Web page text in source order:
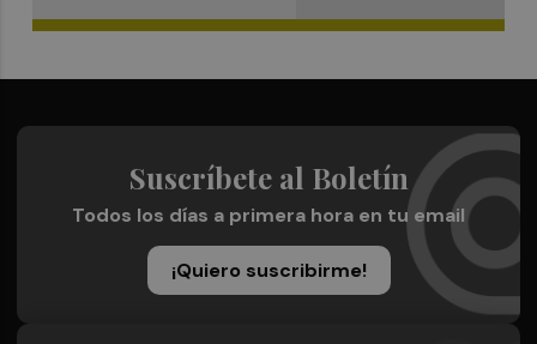
Suscríbete al Boletín
Todos los días a primera hora en tu email
¡Quiero suscribirme!